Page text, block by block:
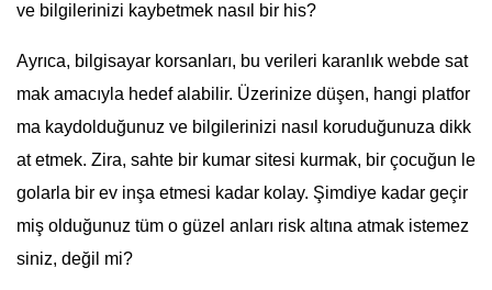
ve bilgilerinizi kaybetmek nasıl bir his?
Ayrıca, bilgisayar korsanları, bu verileri karanlık webde sat
mak amacıyla hedef alabilir. Üzerinize düşen, hangi platfor
ma kaydolduğunuz ve bilgilerinizi nasıl koruduğunuza dikk
at etmek. Zira, sahte bir kumar sitesi kurmak, bir çocuğun le
golarla bir ev inşa etmesi kadar kolay. Şimdiye kadar geçir
miş olduğunuz tüm o güzel anları risk altına atmak istemez
siniz, değil mi?